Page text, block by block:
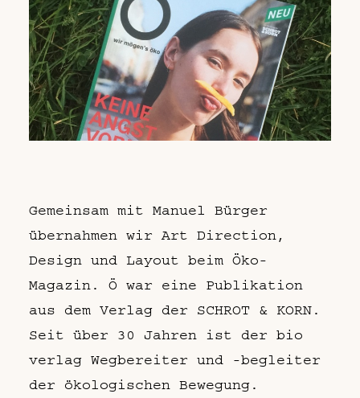
Gemeinsam mit Manuel Bürger
übernahmen wir Art Direction,
Design und Layout beim Öko-
Magazin. Ö war eine Publikation
aus dem Verlag der SCHROT & KORN.
Seit über 30 Jahren ist der bio
verlag Wegbereiter und -begleiter
der ökologischen Bewegung.